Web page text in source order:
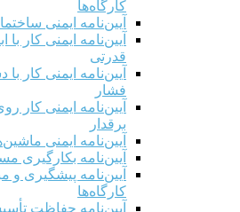
کارگاه‌ها
آیین‌نامه ایمنی
آیین‌نامه ایمنی کار
قدرتی
آیین‌نامه ایمنی کار
فشار
آیین‌نامه ایمنی
برقدار
آیین‌نامه ایمنی
آیین‌نامه بکارگیری
آیین‌نامه پیشگیری و
کارگاه‌ها
آیین‌نامه حفاظت